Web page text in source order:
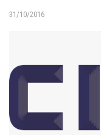
31/10/2016